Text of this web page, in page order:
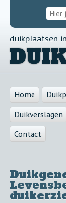
duikplaatsen
Home
Duikverslagen
Contact